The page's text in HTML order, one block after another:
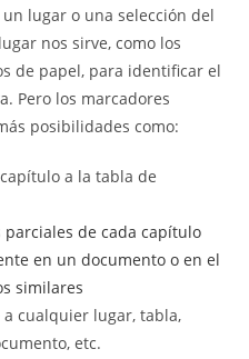
lugar o una selección del
nos sirve, como los
de papel, para identificar el
Pero los marcadores
posibilidades como:
a la tabla de
de cada capítulo
en un documento o en el
similares
cualquier lugar, tabla,
etc.